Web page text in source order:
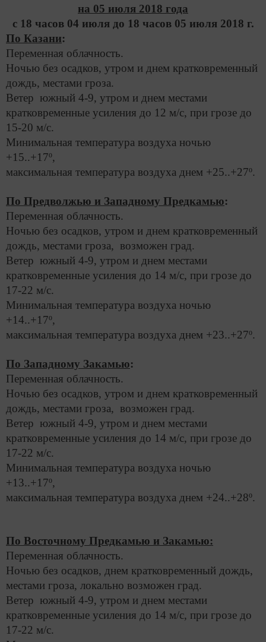
на 05 июля 2018 года
с 18 часов 04 июля до 18 часов 05 июля 2018 г.
По Казани:
Переменная облачность.
Ночью без осадков, утром и днем кратковременный
дождь, местами гроза.
Ветер южный 4-9, утром и днем местами
кратковременные усиления до 12 м/с, при грозе до
15-20 м/с.
Минимальная температура воздуха ночью
+15..+17º,
максимальная температура воздуха днем +25..+27º.
По Предволжью и Западному Предкамью:
Переменная облачность.
Ночью без осадков, утром и днем кратковременный
дождь, местами гроза, возможен град.
Ветер южный 4-9, утром и днем местами
кратковременные усиления до 14 м/с, при грозе до
17-22 м/с.
Минимальная температура воздуха ночью
+14..+17º,
максимальная температура воздуха днем +23..+27º.
По Западному Закамью:
Переменная облачность.
Ночью без осадков, утром и днем кратковременный
дождь, местами гроза, возможен град.
Ветер южный 4-9, утром и днем местами
кратковременные усиления до 14 м/с, при грозе до
17-22 м/с.
Минимальная температура воздуха ночью
+13..+17º,
максимальная температура воздуха днем +24..+28º.
По Восточному Предкамью и Закамью:
Переменная облачность.
Ночью без осадков, днем кратковременный дождь,
местами гроза, локально возможен град.
Ветер южный 4-9, утром и днем местами
кратковременные усиления до 14 м/с, при грозе до
17-22 м/с.